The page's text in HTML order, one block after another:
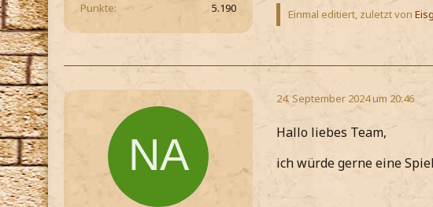
Punkte
5.190 Einmal editiert, zuletzt von
24. September 2024 um 20:46
Hallo liebes Team,
ich würde gerne eine